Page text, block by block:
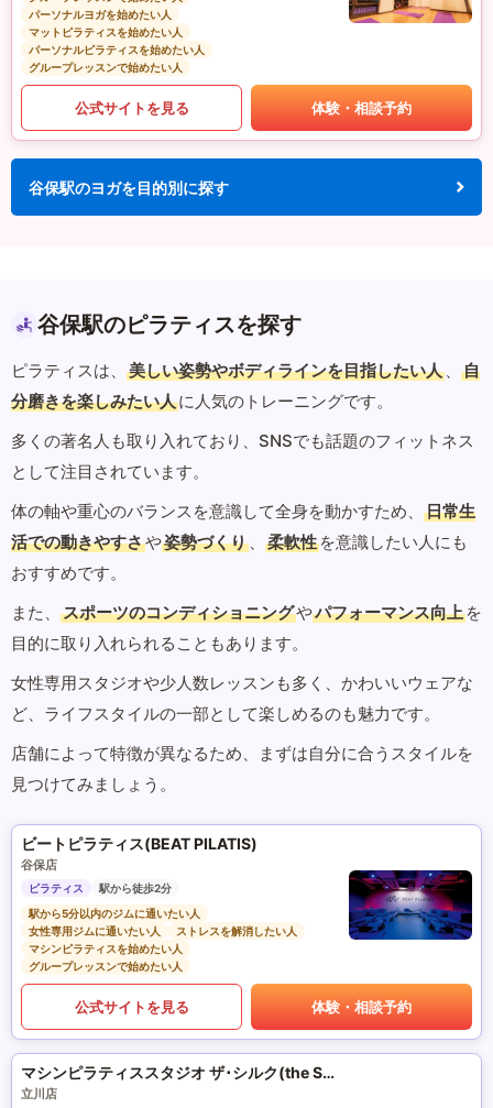
パーソナルヨガを始めたい人
マットピラティスを始めたい人
パーソナルピラティスを始めたい人
グループレッスンで始めたい人
公式サイトを見る 体験・相談予約
谷保駅のヨガを目的別に探す
谷保駅のピラティスを探す
ピラティスは、 美しい姿勢やボディラインを目指したい人 、
自
分磨きを楽しみたい人に人気のトレーニングです。
多くの著名人も取り入れており、SNSでも話題のフィットネス
として注目されています。
体の軸や重心のバランスを意識して全身を動かすため、
日常生
活での動きやすさや姿勢づくり 、 柔軟性 を意識したい人にも
おすすめです。
また、
スポーツのコンディショニングやパフォーマンス向上 を
目的に取り入れられることもあります。
女性専用スタジオや少人数レッスンも多く、かわいいウェアな
ど、ライフスタイルの一部として楽しめるのも魅力です。
店舗によって特徴が異なるため、まずは自分に合うスタイルを
見つけてみましょう。
ビートピラティス(BEAT PILATIS)
谷保店
ピラティス
駅から徒歩2分
駅から5分以内のジムに通いたい人
女性専用ジムに通いたい人
ストレスを解消したい人
マシンピラティスを始めたい人
グループレッスンで始めたい人
公式サイトを見る 体験・相談予約
マシンピラティススタジオ ザ･シルク(the SILK)
立川店